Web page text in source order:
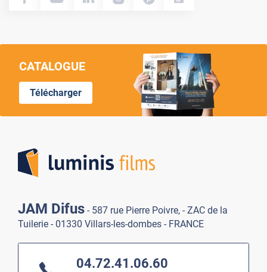
CATALOGUE
Télécharger
JAM Difus - 587 rue Pierre Poivre, - ZAC de la
Tuilerie - 01330 Villars-les-dombes - FRANCE
04.72.41.06.60